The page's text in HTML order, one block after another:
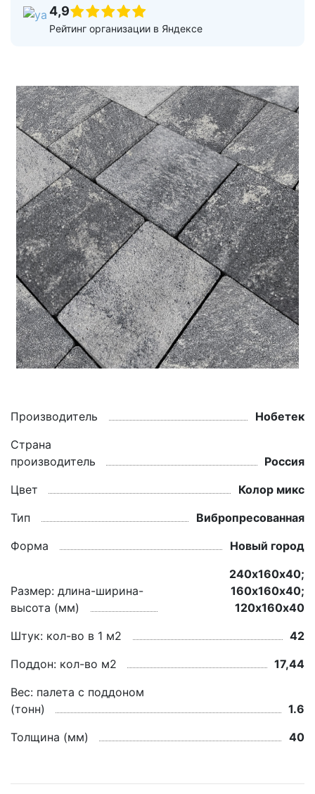
Производитель
Нобетек
Страна
производитель
Россия
Цвет
Колор микс
Тип
Вибропресованная
Форма
Новый город
Размер: длина-ширина-
высота (мм)
240х160х40;
160х160х40;
120х160х40
Штук: кол-во в 1 м2
42
Поддон: кол-во м2
17,44
Вес: палета с поддоном
(тонн)
1.6
Толщина (мм)
40
4,9
Рейтинг организации в Яндексе